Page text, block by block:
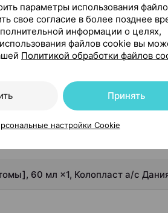
60 мл ×1, Колопласт а/с Дания
60 мл ×1, Колопласт а/с
параметры использования
свое согласие в более позднее
информации о целях,
файлов cookie вы
Политикой обработки файлов
Принять
настройки Cookie